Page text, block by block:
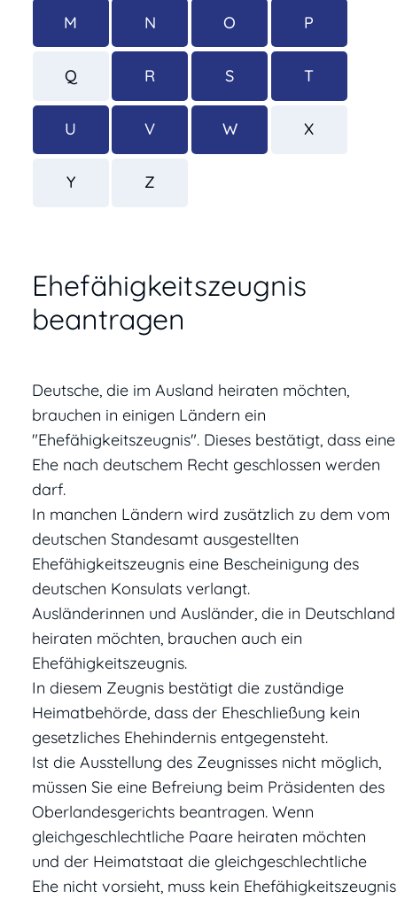
M N O P
Q R S T
U V W X
Y Z
Ehefähigkeitszeugnis
beantragen
Deutsche, die im Ausland heiraten möchten,
brauchen in einigen Ländern ein
"Ehefähigkeitszeugnis". Dieses bestätigt, dass eine
Ehe nach deutschem Recht geschlossen werden
darf.
In manchen Ländern wird zusätzlich zu dem vom
deutschen Standesamt ausgestellten
Ehefähigkeitszeugnis eine Bescheinigung des
deutschen Konsulats verlangt.
Ausländerinnen und Ausländer, die in Deutschland
heiraten möchten, brauchen auch ein
Ehefähigkeitszeugnis.
In diesem Zeugnis bestätigt die zuständige
Heimatbehörde, dass der Eheschließung kein
gesetzliches Ehehindernis entgegensteht.
Ist die Ausstellung des Zeugnisses nicht möglich,
müssen Sie eine Befreiung beim Präsidenten des
Oberlandesgerichts beantragen. Wenn
gleichgeschlechtliche Paare heiraten möchten
und der Heimatstaat die gleichgeschlechtliche
Ehe nicht vorsieht, muss kein Ehefähigkeitszeugnis